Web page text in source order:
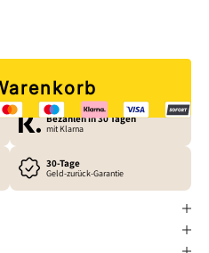
Bezahlen in 30 Tagen
mit Klarna
30-Tage
Geld-zurück-Garantie